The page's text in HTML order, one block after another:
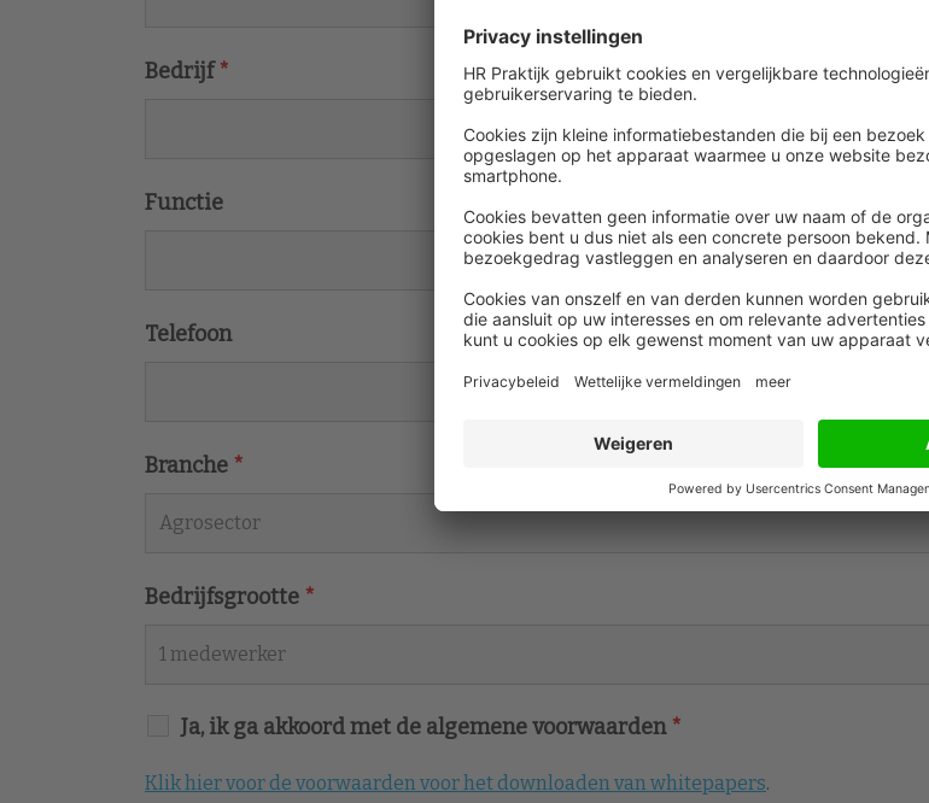
Bedrijf*
Functie
Telefoon
Branche *
Bedrijfsgrootte *
Ja, ik ga akkoord met de algemene voorwaarden *
Klik hier voor de voorwaarden voor het downloaden van whitepapers.